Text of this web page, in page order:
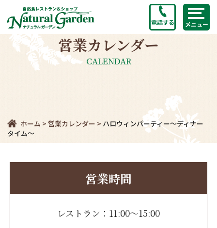
電話する メニュー
営業カレンダー
CALENDAR
ホーム > 営業カレンダー > ハロウィンパーティー～ディナー
タイム～
営業時間
レストラン：11:00～15:00